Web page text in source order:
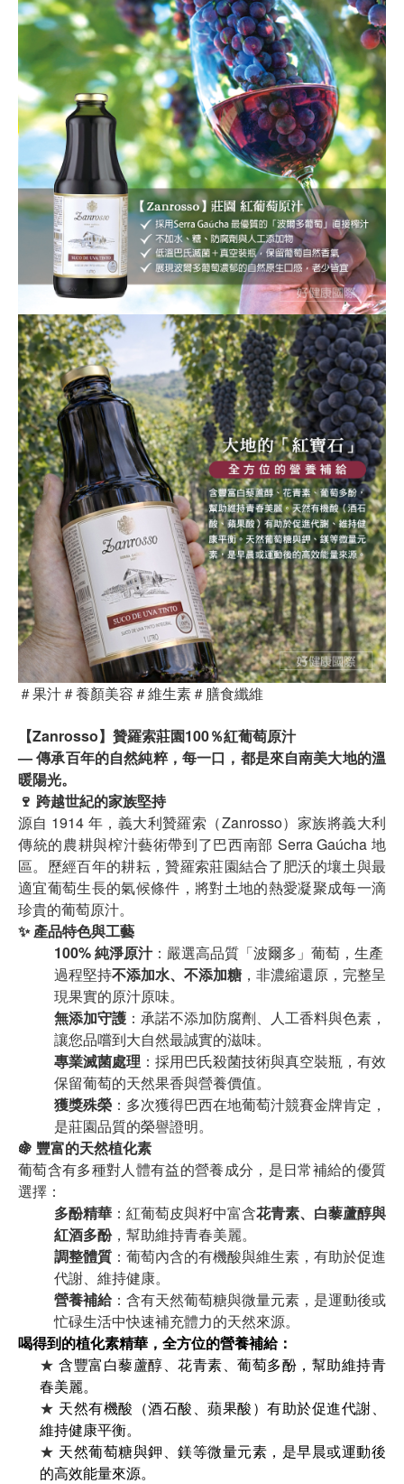
＃果汁＃養顏美容＃維生素＃膳食纖維
【Zanrosso】贊羅索莊園100％紅葡萄原汁
— 傳承百年的自然純粹，每一口，都是來自南美大地的溫
暖陽光。
🍷 跨越世紀的家族堅持
源自 1914 年，義大利贊羅索（Zanrosso）家族將義大利
傳統的農耕與榨汁藝術帶到了巴西南部 Serra Gaúcha 地
區。歷經百年的耕耘，贊羅索莊園結合了肥沃的壤土與最
適宜葡萄生長的氣候條件，將對土地的熱愛凝聚成每一滴
珍貴的葡萄原汁。
✨ 產品特色與工藝
100% 純淨原汁：嚴選高品質「波爾多」葡萄，生產
過程堅持不添加水、不添加糖 ，非濃縮還原，完整呈
現果實的原汁原味。
無添加守護 ：承諾不添加防腐劑、人工香料與色素，
讓您品嚐到大自然最誠實的滋味。
專業滅菌處理 ：採用巴氏殺菌技術與真空裝瓶，有效
保留葡萄的天然果香與營養價值。
獲獎殊榮 ：多次獲得巴西在地葡萄汁競賽金牌肯定，
是莊園品質的榮譽證明。
🍇 豐富的天然植化素
葡萄含有多種對人體有益的營養成分，是日常補給的優質
選擇：
多酚精華 ：紅葡萄皮與籽中富含花青素、白藜蘆醇與
紅酒多酚，幫助維持青春美麗。
調整體質 ：葡萄內含的有機酸與維生素，有助於促進
代謝、維持健康。
營養補給：含有天然葡萄糖與微量元素，是運動後或
忙碌生活中快速補充體力的天然來源。
喝得到的植化素精華，全方位的營養補給：
★含豐富白藜蘆醇、花青素、葡萄多酚，幫助維持青
春美麗。
★ 天然有機酸（酒石酸、蘋果酸）有助於促進代謝、
維持健康平衡。
★ 天然葡萄糖與鉀、鎂等微量元素，是早晨或運動後
的高效能量來源。